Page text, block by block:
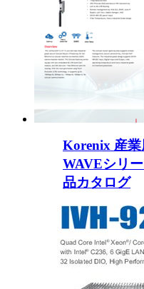
Korenix 産
WAVEシリ
品カタログ